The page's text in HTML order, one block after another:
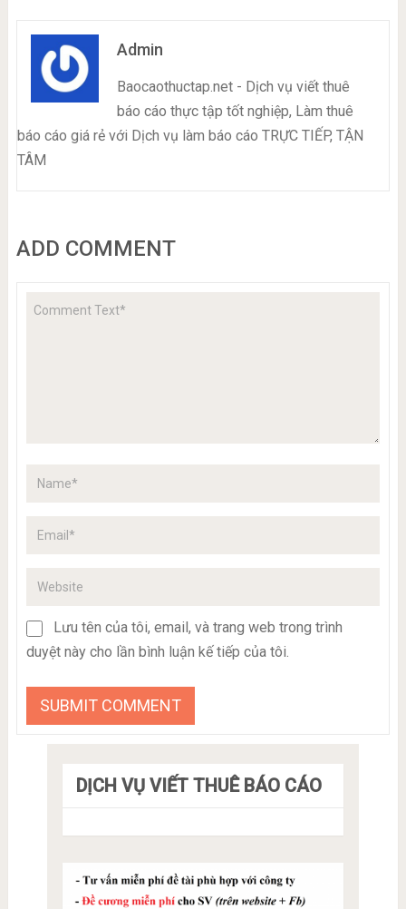
Admin
Baocaothuctap.net - Dịch vụ viết thuê
báo cáo thực tập tốt nghiệp, Làm thuê
báo cáo giá rẻ với Dịch vụ làm báo cáo TRỰC TIẾP, TẬN
TÂM
ADD COMMENT
Lưu tên của tôi, email, và trang web trong trình
duyệt này cho lần bình luận kế tiếp của tôi.
DỊCH VỤ VIẾT THUÊ BÁO CÁO